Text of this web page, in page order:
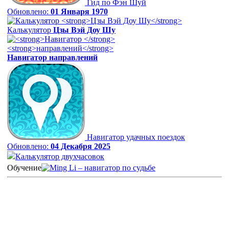
Гид по Фэн Шуй
Обновлено: 01 Января 1970
Калькулятор Цзы Вэй Доу Шу
Навигатор направлений
Навигатор удачных поездок
Обновлено: 04 Декабря 2025
Калькулятор двухчасовок
Обучение